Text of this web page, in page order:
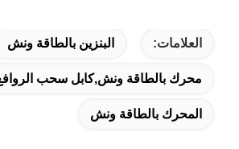
العلامات: البنزين بالطاقة ونش
محرك بالطاقة ونش,كابل سحب الروافع
المحرك بالطاقة ونش